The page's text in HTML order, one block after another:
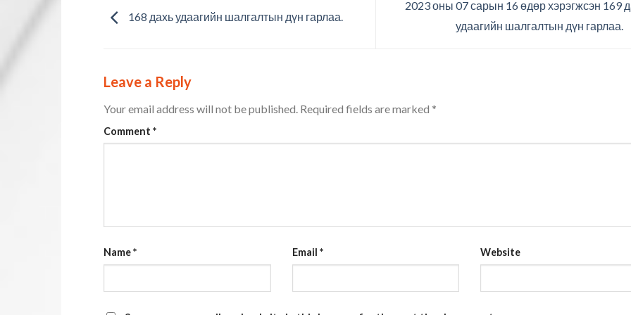
168 дахь удаагийн шалгалтын дүн гарлаа.
2023 оны 07 сарын 16 өдөр хэрэгжсэн 169
удаагийн шалгалтын дүн гарлаа.
Leave a Reply
Your email address will not be published. Required fields are marked *
Comment *
Name* Email * Website